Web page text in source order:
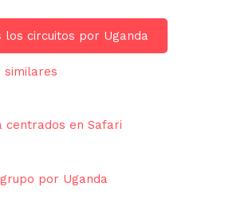
los circuitos por Uganda
similares
centrados en Safari
por Uganda